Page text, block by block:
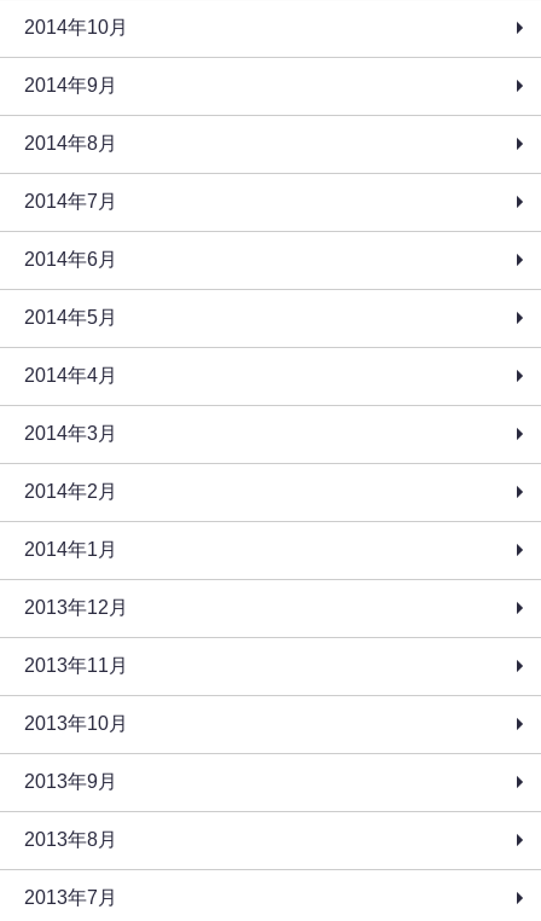
2014年10月
2014年9月
2014年8月
2014年7月
2014年6月
2014年5月
2014年4月
2014年3月
2014年2月
2014年1月
2013年12月
2013年11月
2013年10月
2013年9月
2013年8月
2013年7月